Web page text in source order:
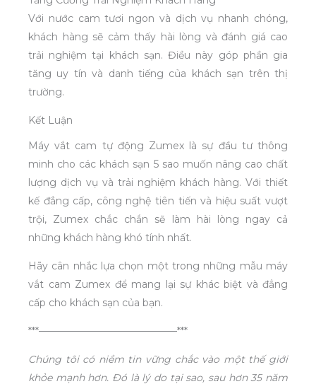
Với nước cam tươi ngon và dịch vụ nhanh chóng,
khách hàng sẽ cảm thấy hài lòng và đánh giá cao
trải nghiệm tại khách sạn. Điều này góp phần gia
tăng uy tín và danh tiếng của khách sạn trên thị
trường.
Kết Luận
Máy vắt cam tự động Zumex là sự đầu tư thông
minh cho các khách sạn 5 sao muốn nâng cao chất
lượng dịch vụ và trải nghiệm khách hàng. Với thiết
kế đẳng cấp, công nghệ tiên tiến và hiệu suất vượt
trội, Zumex chắc chắn sẽ làm hài lòng ngay cả
những khách hàng khó tính nhất.
Hãy cân nhắc lựa chọn một trong những mẫu máy
vắt cam Zumex để mang lại sự khác biệt và đẳng
cấp cho khách sạn của bạn.
***——————————————***
Chúng tôi có niềm tin vững chắc vào một thế giới
khỏe mạnh hơn. Đó là lý do tại sao, sau hơn 35 năm